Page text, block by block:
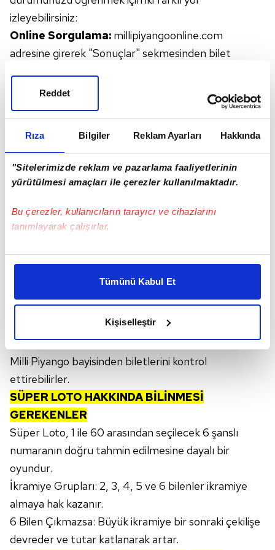
Rıza Bilgiler Reklam Ayarları Hakkında
"Sitelerimizde reklam ve pazarlama faaliyetlerinin
yürütülmesi amaçları ile çerezler kullanılmaktadır.
Bu çerezler, kullanıcıların tarayıcı ve cihazlarını
tanımlayarak çalışırlar.
Bu çerezlere izin vermeniz halinde sizlere özel
daha iyi reklam deneyimi yaşatabiliriz. Bunu yaparken
amacımızın size daha iyi bir reklam deneyimi sunmak
elimizden gelen çabayı gösterdiğimizi ve bu noktada,
kalemimiz olduğunu sizlere hatırlatmak isteriz.
Her halükârda, kullanıcılar, bu çerezlere izin vermedikleri
takdirde, kullanıcılara hedefli reklamlar
gösterilmeyecektir."
Sizlere daha iyi bir hizmet sunabilmek için İnternet
Sitemizde kendimize ve üçüncü kişilere ait çerezler
kullanılmaktadır. Bu çerezler vasıtasıyla çeşitli kişisel
verileriniz işlenmekte olup gerekli olan çerezler bilgi
toplumu hizmetlerinin sunulması amacıyla
kullanılmaktadır. Diğer çerezler, sitemizin daha işlevsel
kılınması ve kişiselleştirilmesi ve sizlere yönelik
Tümünü Kabul Et
Kişiselleştir
Reddet
izleyebilirsiniz:
Online Sorgulama: millipiyangoonline.com
adresine girerek "Sonuçlar" sekmesinden bilet
Mobil Uygulama:
uygulamasını telefonunuza indirerek QR kod ile
Bayi Kontrolü:Fiziksel bilet sahipleri, herhangi bir
Milli Piyango bayisinden biletlerini kontrol
ettirebilirler.
SÜPER LOTO HAKKINDA BİLİNMESİ
GEREKENLER
Süper Loto, 1 ile 60 arasından seçilecek 6 şanslı
numaranın doğru tahmin edilmesine dayalı bir
oyundur.
İkramiye Grupları: 2, 3, 4, 5 ve 6 bilenler ikramiye
almaya hak kazanır.
6 Bilen Çıkmazsa: Büyük ikramiye bir sonraki çekilişe
devreder ve tutar katlanarak artar.